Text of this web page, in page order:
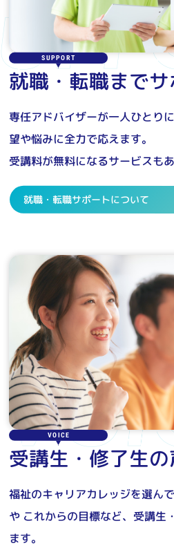
SUPPORT
就職・転職までサ
専任アドバイザーが一人ひとりに
望や悩みに全力で応えます。
受講料が無料になるサービスもあ
就職・転職サポートについて
VOICE
受講生・修了生の
福祉のキャリアカレッジを選ん
や これからの目標など、受講生
ます。